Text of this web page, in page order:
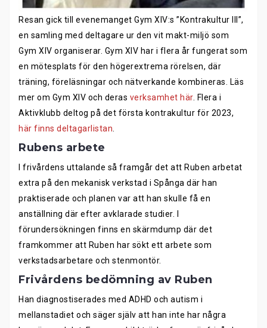
Resan gick till evenemanget Gym XIV:s ”Kontrakultur III”,
en samling med deltagare ur den vit makt-miljö som
Gym XIV organiserar. Gym XIV har i flera år fungerat som
en mötesplats för den högerextrema rörelsen, där
träning, föreläsningar och nätverkande kombineras. Läs
mer om Gym XIV och deras verksamhet här. Flera i
Aktivklubb deltog på det första kontrakultur för 2023,
här finns deltagarlistan
Rubens arbete
I frivårdens uttalande så framgår det att Ruben arbetat
extra på den mekanisk verkstad i Spånga där han
praktiserade och planen var att han skulle få en
anställning där efter avklarade studier. I
förundersökningen finns en skärmdump där det
framkommer att Ruben har sökt ett arbete som
verkstadsarbetare och stenmontör.
Frivårdens bedömning av Ruben
Han diagnostiserades med ADHD och autism i
mellanstadiet och säger själv att han inte har några